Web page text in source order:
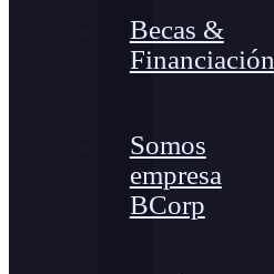
Becas &
Financiación
Somos
empresa
BCorp